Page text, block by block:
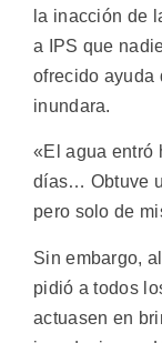
la inacción de
a IPS que
ofrecido ayuda
inundara.
«El agua entró
días… Obtuve
pero solo de
Sin embargo,
pidió a todos
actuasen en